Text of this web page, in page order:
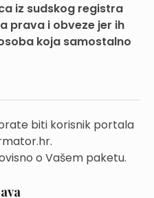
iz sudskog registra
prava i obveze jer ih
koja samostalno
biti korisnik portala
o Vašem paketu.